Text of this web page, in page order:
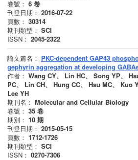
卷號： 6 卷
刊登日期： 2016-07-22
頁數： 30314
期刊類型： SCI
ISSN： 2045-2322
論文篇名： PKC-dependent GAP43
gephyrin aggregation at developing
作者： Wang CY、 Lin HC、 Song YP、
PC、 Lin CH、 Hung CC、 Hsu MC、 Kuo
Lee YH
期刊名： Molecular and Cellular Biology
卷號： 35 卷
期別： 10 期
刊登日期： 2015-05-15
頁數： 1712-1726
期刊類型： SCI
ISSN： 0270-7306